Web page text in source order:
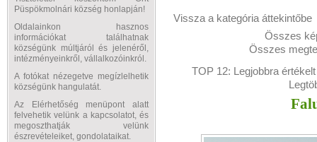
Püspökmolnári község honlapján!
Oldalainkon hasznos
információkat találhatnak
községünk múltjáról és jelenéről,
intézményeinkről, vállalkozóinkról.
A fotókat nézegetve megízlelhetik
községünk hangulatát.
Az Elérhetőség menüpont alatt
felvehetik velünk a kapcsolatot, és
megoszthatják velünk
észrevételeiket, gondolataikat.
Vissza a kategória áttekintőbe
Összes
Összes
TOP 12: Legjobbra értékelt